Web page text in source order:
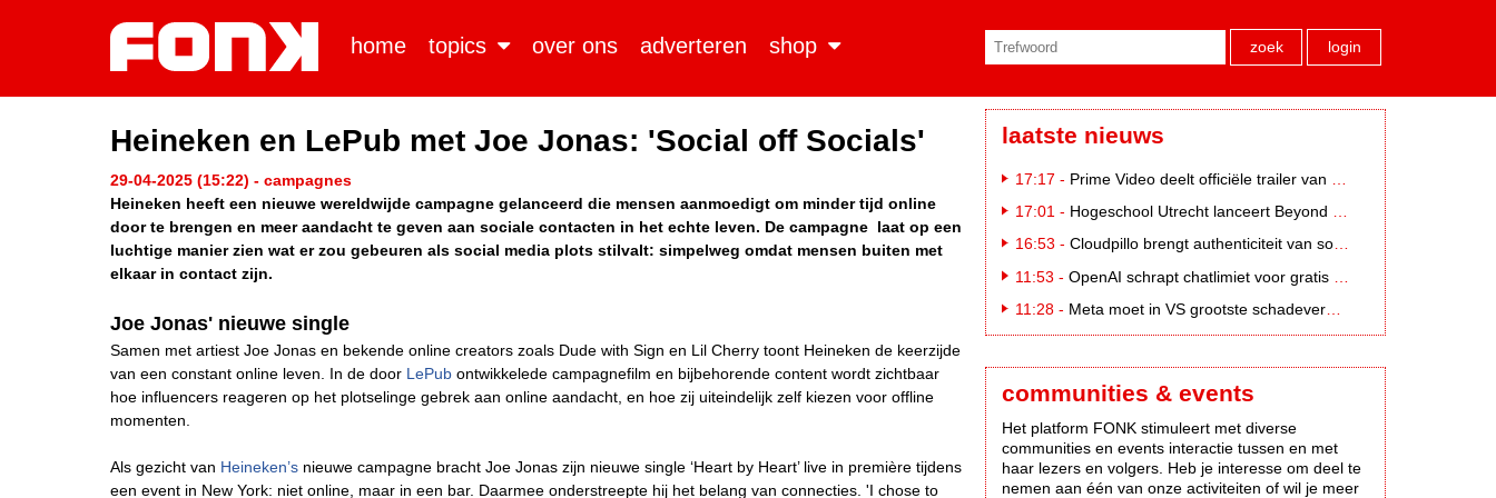
home topics over ons adverteren shop zoek login
Heineken en LePub met Joe Jonas: 'Social off Socials'
29-04-2025 (15:22) - campagnes
Heineken heeft een nieuwe wereldwijde campagne gelanceerd die mensen aanmoedigt om minder tijd online
door te brengen en meer aandacht te geven aan sociale contacten in het echte leven. De campagne laat op een
luchtige manier zien wat er zou gebeuren als social media plots stilvalt: simpelweg omdat mensen buiten met
elkaar in contact zijn.
Joe Jonas' nieuwe single
Samen met artiest Joe Jonas en bekende online creators zoals Dude with Sign en Lil Cherry toont Heineken de keerzijde
van een constant online leven. In de door LePub ontwikkelede campagnefilm en bijbehorende content wordt zichtbaar
hoe influencers reageren op het plotselinge gebrek aan online aandacht, en hoe zij uiteindelijk zelf kiezen voor offline
momenten.
Als gezicht van Heineken’s nieuwe campagne bracht Joe Jonas zijn nieuwe single ‘Heart by Heart’ live in première tijdens
een event in New York: niet online, maar in een bar. Daarmee onderstreepte hij het belang van connecties. 'I chose to
laatste nieuws
17:17 - Prime Video deelt officiële trailer van L*VE KLEINE
17:01 - Hogeschool Utrecht lanceert Beyond Campus binnen International Creative Business
16:53 - Cloudpillo brengt authenticiteit van social naar tv
11:53 - OpenAI schrapt chatlimiet voor gratis ChatGPT-gebruikers
11:28 - Meta moet in VS grootste schadevergoeding ooit betalen: 567 miljoen dollar
communities & events
Het platform FONK stimuleert met diverse
communities en events interactie tussen en met
haar lezers en volgers. Heb je interesse om deel te
nemen aan één van onze activiteiten of wil je meer